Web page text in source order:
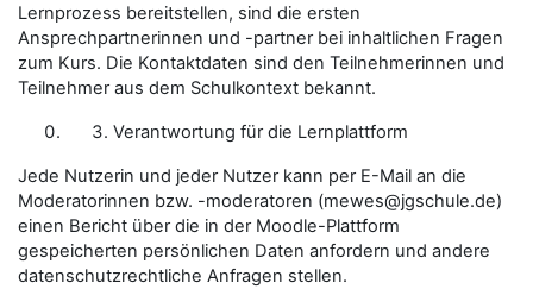
Lernprozess bereitstellen, sind die ersten
Ansprechpartnerinnen und -partnerbei inhaltlichen Fragen
zum Kurs. Die Kontaktdaten sind den Teilnehmerinnen und
Teilnehmer aus dem Schulkontext bekannt.
Verantwortung für die Lernplattform
Jede Nutzerin und jeder Nutzer kann per E-Mail an die
Moderatorinnen bzw. -moderatoren (mewes@jgschule.de)
einen Bericht über die in der Moodle-Plattform
gespeicherten persönlichen Daten anfordern und andere
datenschutzrechtliche Anfragen stellen.